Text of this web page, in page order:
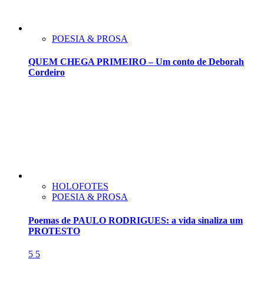
POESIA & PROSA
QUEM CHEGA PRIMEIRO – Um conto de Deborah
Cordeiro
HOLOFOTES
POESIA & PROSA
Poemas de PAULO RODRIGUES: a vida sinaliza um
PROTESTO
5 5